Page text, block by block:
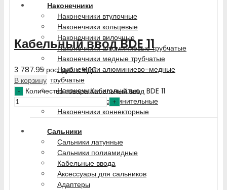
Наконечники
Наконечники втулочные
Наконечники кольцевые
Наконечники вилочные
Наконечники алюминиевые трубчатые
Наконечники медные трубчатые
Наконечники алюминиево-медные
трубчатые
Наконечники игольчатые
Наконечники соединительные
Наконечники коннекторные
Сальники
Сальники латунные
Сальники полиамидные
Кабельные ввода
Аксессуары для сальников
Адаптеры
Кабельный ввод BDE 11
3 787.95 рос. руб.с НДС
В корзину
Количество товара Кабельный ввод BDE 11